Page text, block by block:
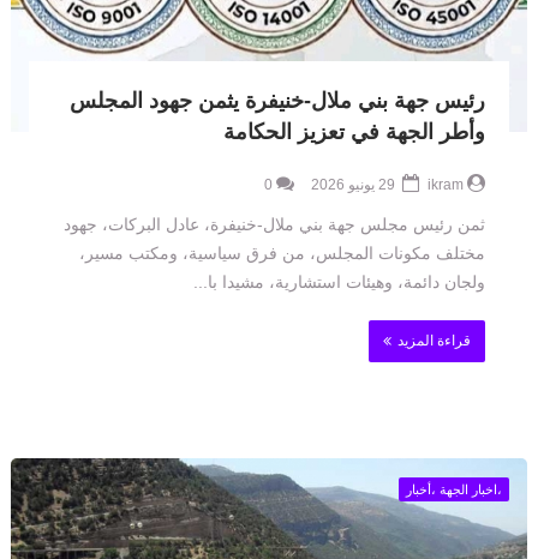
رئيس جهة بني ملال-خنيفرة يثمن جهود المجلس
وأطر الجهة في تعزيز الحكامة
ikram
0
ثمن رئيس مجلس جهة بني ملال-خنيفرة، عادل البركات، جهود
مختلف مكونات المجلس، من فرق سياسية، ومكتب مسير،
ولجان دائمة، وهيئات استشارية، مشيدا با...
قراءة المزيد
،اخبار الجهة ،أخبار